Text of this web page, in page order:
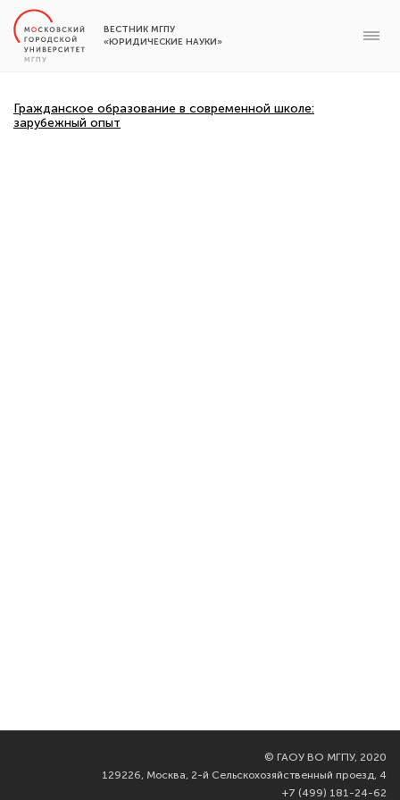
ВЕСТНИК МГПУ
«ЮРИДИЧЕСКИЕ НАУКИ»
Гражданское образование в современной школе:
зарубежный опыт
© ГАОУ ВО МГПУ, 2020
129226, Москва, 2-й Сельскохозяйственный проезд, 4
+7 (499) 181-24-62